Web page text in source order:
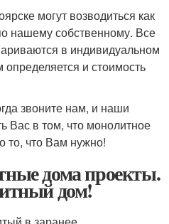
могут возводиться как
нашему собственному. Все
в индивидуальном
и стоимость
звоните нам, и наши
Вас в том, что монолитное
то, что Вам нужно!
дома проекты.
дом!